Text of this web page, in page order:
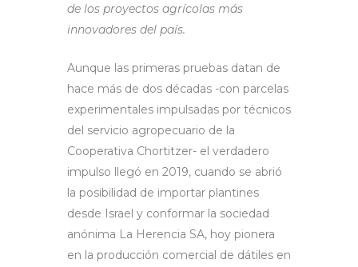
de los proyectos agrícolas más
innovadores del país.
Aunque las primeras pruebas datan de
hace más de dos décadas -con parcelas
experimentales impulsadas por técnicos
del servicio agropecuario de la
Cooperativa Chortitzer- el verdadero
impulso llegó en 2019, cuando se abrió
la posibilidad de importar plantines
desde Israel y conformar la sociedad
anónima La Herencia SA, hoy pionera
en la producción comercial de dátiles en